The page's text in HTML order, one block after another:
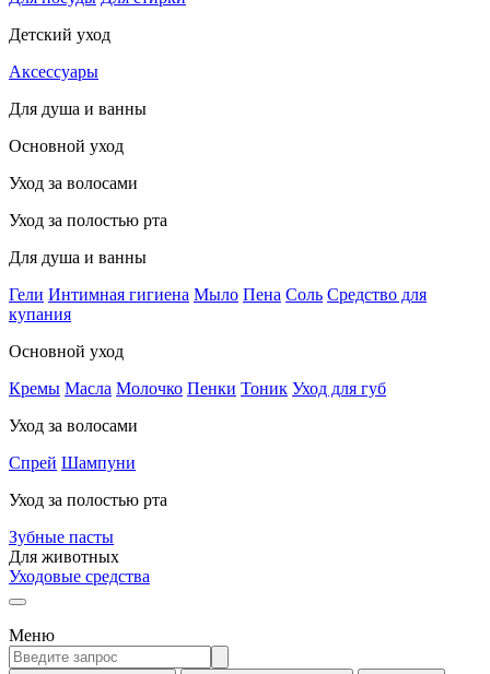
Детский уход
Аксессуары
Для душа и ванны
Основной уход
Уход за волосами
Уход за полостью рта
Для душа и ванны
Гели Интимная гигиена Мыло Пена Соль Средство для
купания
Основной уход
Кремы Масла Молочко Пенки Тоник Уход для губ
Уход за волосами
Спрей Шампуни
Уход за полостью рта
Зубные пасты
Для животных
Уходовые средства
Меню